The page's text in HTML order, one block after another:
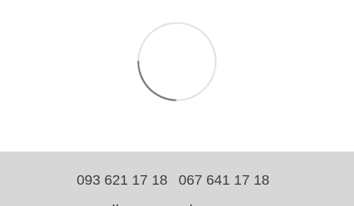
093 621 17 18 067 641 17 18